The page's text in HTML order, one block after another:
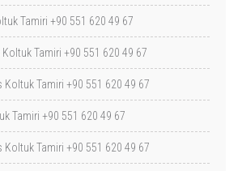
Tamiri +90 551 620 49 67
Tamiri +90 551 620 49 67
Koltuk Tamiri +90 551 620 49 67
Tamiri +90 551 620 49 67
Koltuk Tamiri +90 551 620 49 67